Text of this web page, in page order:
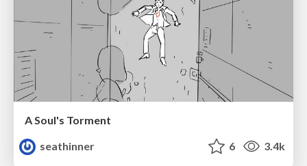
A Soul's Torment
seathinner
6 3.4k